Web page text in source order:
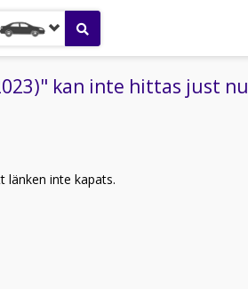
kan inte hittas just nu
länken inte kapats.